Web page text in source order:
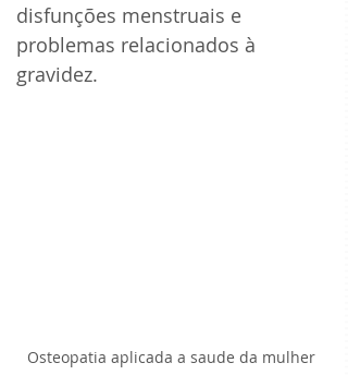
disfunções menstruais e
problemas relacionados à
gravidez.
Osteopatia aplicada a saude da mulher